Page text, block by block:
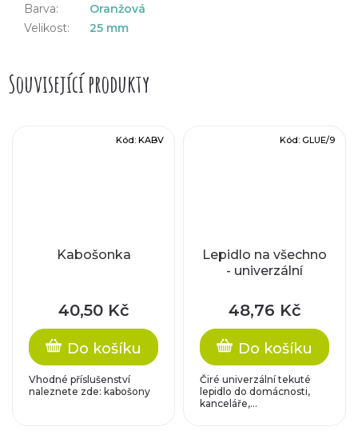
Barva:
Oranžová
Velikost: 25 mm
Související produkty
Kabošonka
40,50 Kč
Do košíku
Vhodné příslušenství
naleznete zde: kabošony
Kód: KABV
Lepidlo na všechno
- univerzální
48,76 Kč
Do košíku
Čiré univerzální tekuté
lepidlo do domácnosti,
kanceláře,...
Kód: GLUE/9